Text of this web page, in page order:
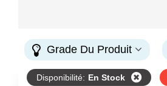
Grade Du Produit
Disponibilité: En Stock